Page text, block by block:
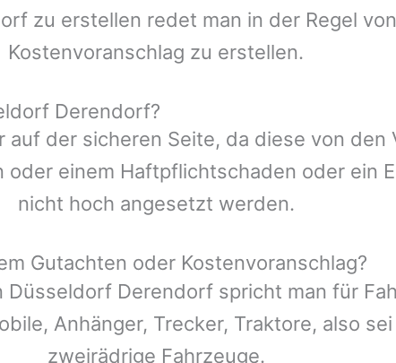
zu erstellen redet man in der Regel
Kostenvoranschlag zu erstellen.
Derendorf?
der sicheren Seite, da diese von den
einem Haftpflichtschaden oder ein
nicht hoch angesetzt werden.
Gutachten oder Kostenvoranschlag?
Düsseldorf Derendorf spricht man für
Anhänger, Trecker, Traktore, also
zweirädrige Fahrzeuge.